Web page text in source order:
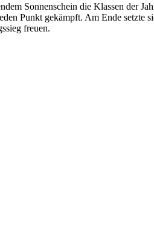
Sonnenschein die Klassen der
Punkt gekämpft. Am Ende setzte
freuen.